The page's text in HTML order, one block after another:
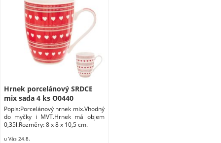
Hrnek porcelánový SRDCE
mix sada 4 ks O0440
Popis:Porcelánový hrnek mix.Vhodný
do myčky i MVT.Hrnek má objem
0,35l.Rozměry: 8 x 8 x 10,5 cm.
u Vás 24.8.